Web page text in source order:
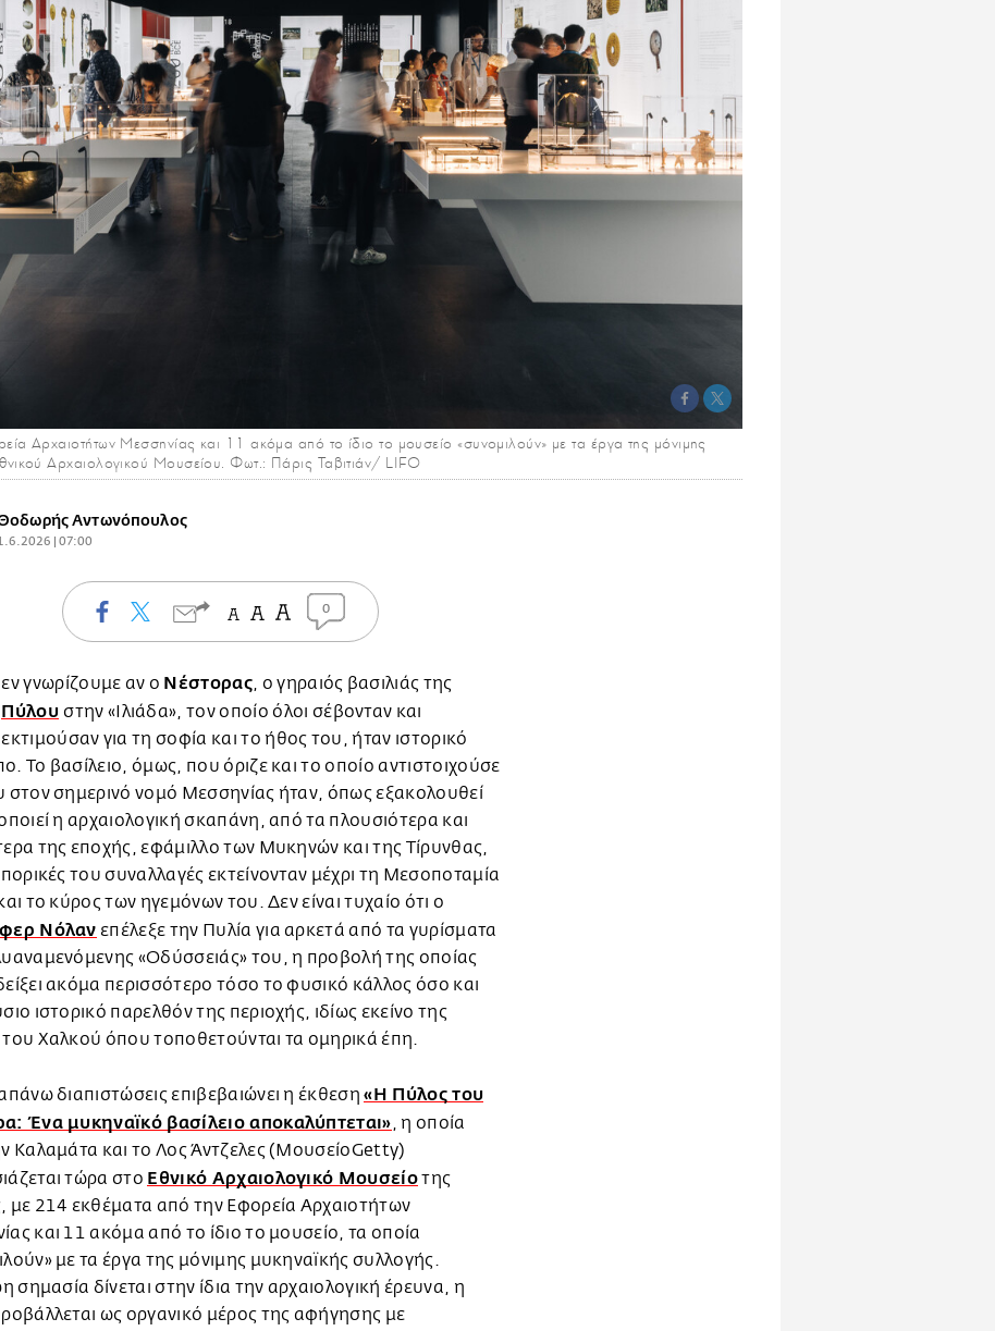
Αρχαιοτήτων Μεσσηνίας και 11 ακόμα από το ίδιο το μουσείο «συνομιλούν» με τα έργα της μόνιμης
Αρχαιολογικού Μουσείου. Φωτ.: Πάρις Ταβιτιάν/ LIFO
Αντωνόπουλος
| 07:00
0
εν γνωρίζουμε αν ο Νέστορας, ο γηραιός βασιλιάς της
Πύλου στην «Ιλιάδα», τον οποίο όλοι σέβονταν και
εκτιμούσαν για τη σοφία και το ήθος του, ήταν ιστορικό
Το βασίλειο, όμως, που όριζε και το οποίο αντιστοιχούσε
στον σημερινό νομό Μεσσηνίας ήταν, όπως εξακολουθεί
η αρχαιολογική σκαπάνη, από τα πλουσιότερα και
της εποχής, εφάμιλλο των Μυκηνών και της Τίρυνθας,
του συναλλαγές εκτείνονταν μέχρι τη Μεσοποταμία
το κύρος των ηγεμόνων του. Δεν είναι τυχαίο ότι ο
Νόλαν επέλεξε την Πυλία για αρκετά από τα γυρίσματα
«Οδύσσειάς» του, η προβολή της οποίας
ακόμα περισσότερο τόσο το φυσικό κάλλος όσο και
ιστορικό παρελθόν της περιοχής, ιδίως εκείνο της
Χαλκού όπου τοποθετούνται τα ομηρικά έπη.
διαπιστώσεις επιβεβαιώνει η έκθεση«Η Πύλος του
Ένα μυκηναϊκό βασίλειο αποκαλύπτεται», η οποία
Καλαμάτα και το Λος Άντζελες (ΜουσείοGetty)
τώρα στο Εθνικό Αρχαιολογικό Μουσείοτης
με 214 εκθέματα από την Εφορεία Αρχαιοτήτων
και 11 ακόμα από το ίδιο το μουσείο, τα οποία
με τα έργα της μόνιμης μυκηναϊκής συλλογής.
σημασία δίνεται στην ίδια την αρχαιολογική έρευνα, η
ως οργανικό μέρος της αφήγησης με